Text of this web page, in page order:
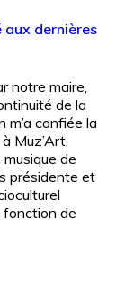
dernières
notre maire,
de la
confiée la
Muz’Art,
musique de
présidente et
de